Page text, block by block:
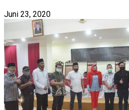
Juni 23, 2020